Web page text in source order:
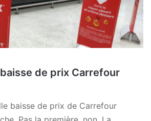
de prix Carrefour
baisse de prix de Carrefour